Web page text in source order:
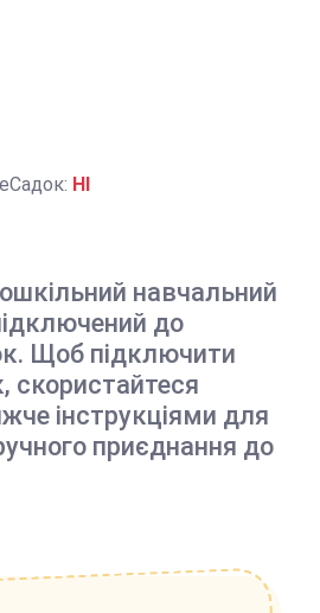
НІ
навчальний
до
Щоб підключити
інструкціями для
приєднання до